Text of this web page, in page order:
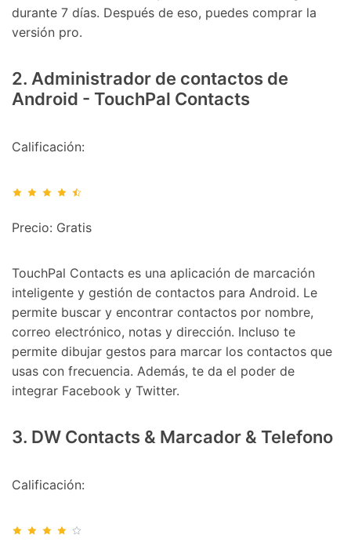
durante 7 días. Después de eso, puedes comprar la
versión pro.
2. Administrador de contactos de
Android - TouchPal Contacts
Calificación:
Precio: Gratis
TouchPal Contacts es una aplicación de marcación
inteligente y gestión de contactos para Android. Le
permite buscar y encontrar contactos por nombre,
correo electrónico, notas y dirección. Incluso te
permite dibujar gestos para marcar los contactos que
usas con frecuencia. Además, te da el poder de
integrar Facebook y Twitter.
3. DW Contacts & Marcador & Telefono
Calificación:
Abrir App